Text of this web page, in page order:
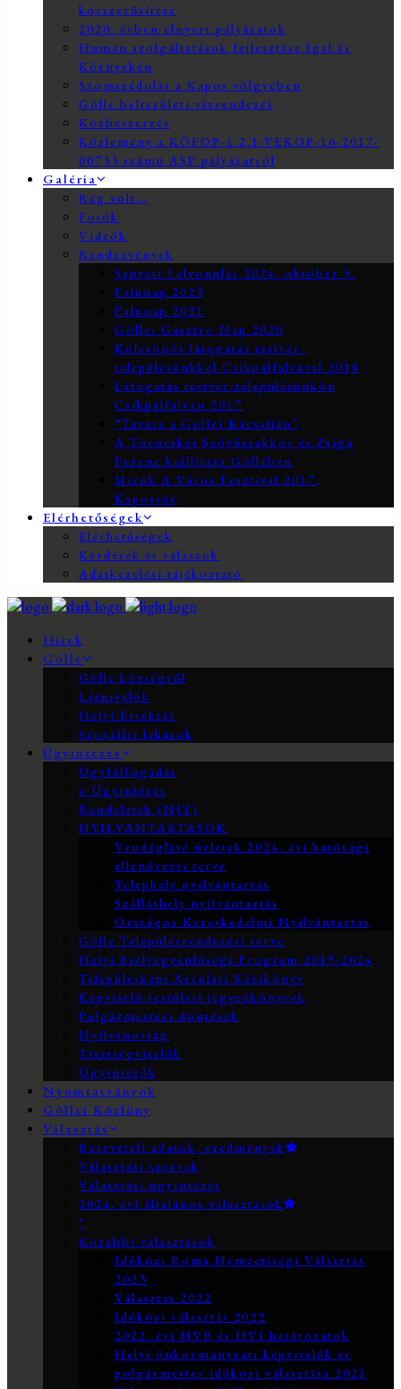
korszerűsítése
2020. évben elnyert pályázatok
Humán szolgáltatások fejlesztése Igal és
Környékén
Szomszédolás a Kapos völgyében
Gölle belterületi vízrendezés
Közbeszerzés
Közlemény a KÖFOP-1.2.1-VEKOP-16-2017-
00733 számú ASP pályázatról
Galéria
Rég volt…
Fotók
Videók
Rendezvények
Szüreti Felvonulás 2024. október 5.
Falunap 2023
Falunap 2021
Göllei Gasztro Nap 2020
Kölcsönös látogatás testvér-
településünkkel Csíkpálfalvával 2018
Látogatás testvér-településünkön
Csíkpálfalván 2017
“Tavasz a Göllei Kácsalján”
A Töröcskei Szövőszakkör és Zsiga
Ferenc kiállítása Göllében
Miénk A Város Fesztivál 2017,
Kaposvár
Elérhetőségek
Elérhetőségek
Kérdések és válaszok
Adatkezelési tájékoztató
Hírek
Gölle
Gölle községről
Látnivalók
Helyi Értéktár
Szociális lakások
Ügyintézés
Ügyfélfogadás
e-Ügyintézés
Rendeletek (NJT)
NYILVÁNTARTÁSOK
Vendéglátó üzletek 2024. évi hatósági
ellenőrzési terve
Telephely nyilvántartás
Szálláshely nyilvántartás
Országos Kereskedelmi Nyilvántartás
Gölle Településrendezési terve
Helyi Esélyegyenlőségi Program 2019-2024
Településképi Arculati Kézikönyv
Képviselő-testületi jegyzőkönyvek
Polgármesteri döntések
Nyilvánosság
Tisztségviselők
Ügyintézők
Nyomtatványok
Göllei Közlöny
Választás
Részvételi adatok, eredmények
Választási szervek
Választási ügyintézés
2024. évi általános választások
*
Korábbi választások
Időközi Roma Nemzetiségi Választás
2023
Választás 2022
Időközi választás 2022
2022. évi HVB és HVI határozatok
Helyi önkormányzati képviselők és
polgármester időközi választása 2021